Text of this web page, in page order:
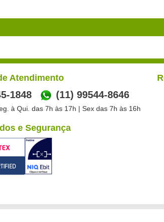
Atendimento
1848 (11) 99544-8646
à Qui. das 7h às 17h | Sex das 7h às 16h
e Segurança